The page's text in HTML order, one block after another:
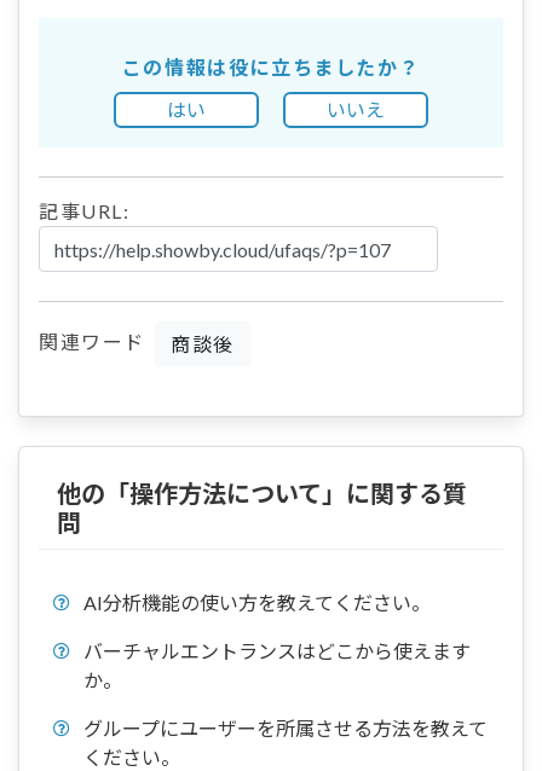
この情報は役に立ちましたか？
はい
いいえ
記事URL:
関連ワード 商談後
他の「操作方法について」に関する質
問
AI分析機能の使い方を教えてください。
バーチャルエントランスはどこから使えます
か。
グループにユーザーを所属させる方法を教えて
ください。